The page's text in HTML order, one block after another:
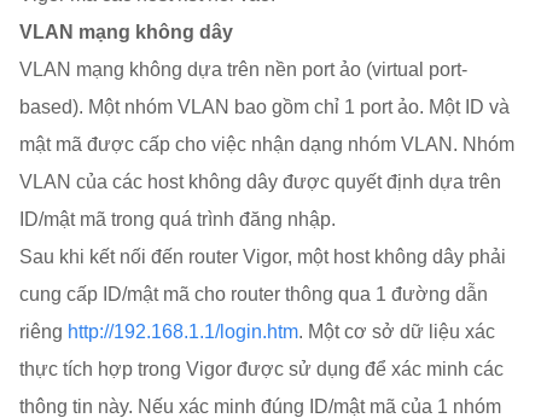
VLAN mạng không dây
VLAN mạng không dựa trên nền port ảo (virtual port-
based). Một nhóm VLAN bao gồm chỉ 1 port ảo. Một ID và
mật mã được cấp cho việc nhận dạng nhóm VLAN. Nhóm
VLAN của các host không dây được quyết định dựa trên
ID/mật mã trong quá trình đăng nhập.
Sau khi kết nối đến router Vigor, một host không dây phải
cung cấp ID/mật mã cho router thông qua 1 đường dẫn
riêng http://192.168.1.1/login.htm. Một cơ sở dữ liệu xác
thực tích hợp trong Vigor được sử dụng để xác minh các
thông tin này. Nếu xác minh đúng ID/mật mã của 1 nhóm